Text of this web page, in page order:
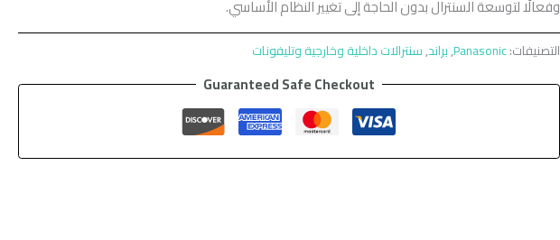
وفعالًا لتوسعة السنترال بدون الحاجة إلى تغيير النظام الأساسي.
التصنيفات:Panasonic
,براند,سنترالات داخلية وخارجية وتليفونات
Guaranteed Safe Checkout